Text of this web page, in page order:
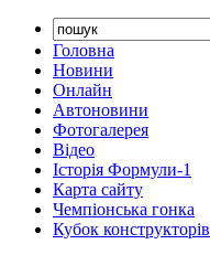
Головна
Новини
Онлайн
Автоновини
Фотогалерея
Відео
Історія Формули-1
Карта сайту
Чемпіонська гонка
Кубок конструкторів